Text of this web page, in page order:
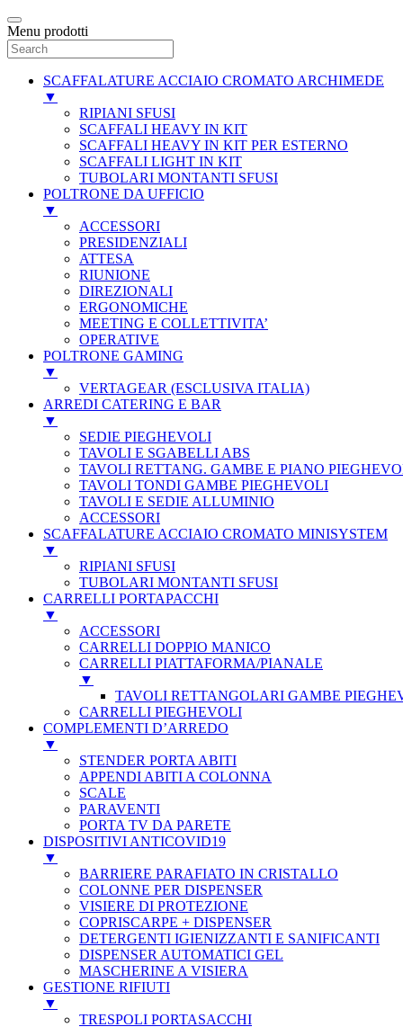
Menu prodotti
SCAFFALATURE ACCIAIO CROMATO ARCHIMEDE
▼
RIPIANI SFUSI
SCAFFALI HEAVY IN KIT
SCAFFALI HEAVY IN KIT PER ESTERNO
SCAFFALI LIGHT IN KIT
TUBOLARI MONTANTI SFUSI
POLTRONE DA UFFICIO
▼
ACCESSORI
PRESIDENZIALI
ATTESA
RIUNIONE
DIREZIONALI
ERGONOMICHE
MEETING E COLLETTIVITA’
OPERATIVE
POLTRONE GAMING
▼
VERTAGEAR (ESCLUSIVA ITALIA)
ARREDI CATERING E BAR
▼
SEDIE PIEGHEVOLI
TAVOLI E SGABELLI ABS
TAVOLI RETTANG. GAMBE E PIANO
TAVOLI TONDI GAMBE PIEGHEVOLI
TAVOLI E SEDIE ALLUMINIO
ACCESSORI
SCAFFALATURE ACCIAIO CROMATO MINISYSTEM
▼
RIPIANI SFUSI
TUBOLARI MONTANTI SFUSI
CARRELLI PORTAPACCHI
▼
ACCESSORI
CARRELLI DOPPIO MANICO
CARRELLI PIATTAFORMA/PIANALE
▼
TAVOLI RETTANGOLARI GAMBE
CARRELLI PIEGHEVOLI
COMPLEMENTI D’ARREDO
▼
STENDER PORTA ABITI
APPENDI ABITI A COLONNA
SCALE
PARAVENTI
PORTA TV DA PARETE
DISPOSITIVI ANTICOVID19
▼
BARRIERE PARAFIATO IN CRISTALLO
COLONNE PER DISPENSER
VISIERE DI PROTEZIONE
COPRISCARPE + DISPENSER
DETERGENTI IGIENIZZANTI E SANIFICANTI
DISPENSER AUTOMATICI GEL
MASCHERINE A VISIERA
GESTIONE RIFIUTI
▼
TRESPOLI PORTASACCHI